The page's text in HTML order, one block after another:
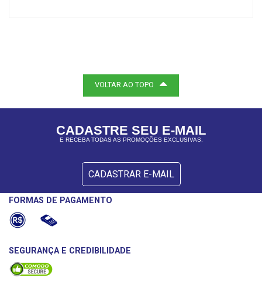
VOLTAR AO TOPO
CADASTRE SEU E-MAIL
E RECEBA TODAS AS PROMOÇÕES EXCLUSIVAS.
CADASTRAR E-MAIL
FORMAS DE PAGAMENTO
SEGURANÇA E CREDIBILIDADE